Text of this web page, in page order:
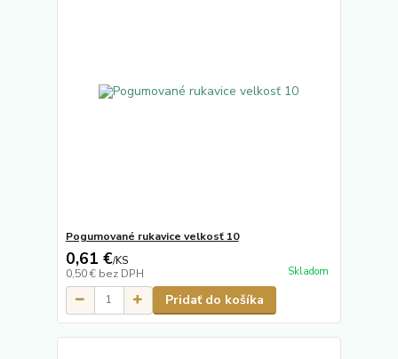
Pogumované rukavice velkosť 10
0,61 €/KS
0,50 € bez DPH Skladom
Pridať do košíka